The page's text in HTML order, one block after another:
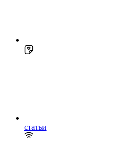
статьи